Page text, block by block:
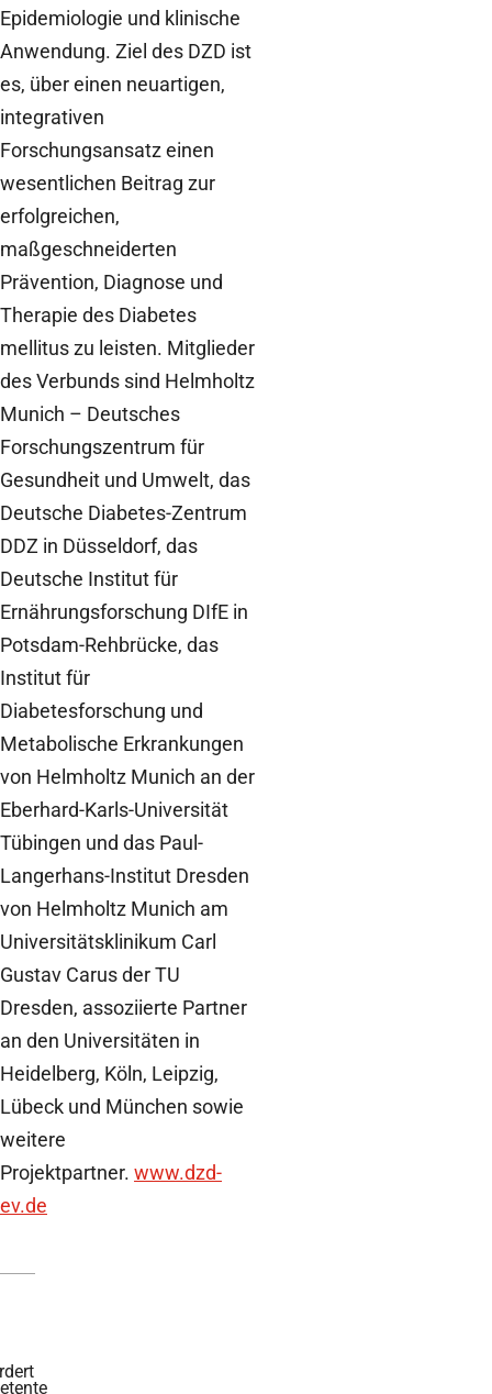
Epidemiologie und klinische
Anwendung. Ziel des DZD ist
es, über einen neuartigen,
integrativen
Forschungsansatz einen
wesentlichen Beitrag zur
erfolgreichen,
maßgeschneiderten
Prävention, Diagnose und
Therapie des Diabetes
mellitus zu leisten. Mitglieder
des Verbunds sind Helmholtz
Munich – Deutsches
Forschungszentrum für
Gesundheit und Umwelt, das
Deutsche Diabetes-Zentrum
DDZ in Düsseldorf, das
Deutsche Institut für
Ernährungsforschung DIfE in
Potsdam-Rehbrücke, das
Institut für
Diabetesforschung und
Metabolische Erkrankungen
von Helmholtz Munich an der
Eberhard-Karls-Universität
Tübingen und das Paul-
Langerhans-Institut Dresden
von Helmholtz Munich am
Universitätsklinikum Carl
Gustav Carus der TU
Dresden, assoziierte Partner
an den Universitäten in
Heidelberg, Köln, Leipzig,
Lübeck und München sowie
weitere
Projektpartner. www.dzd-
ev.de